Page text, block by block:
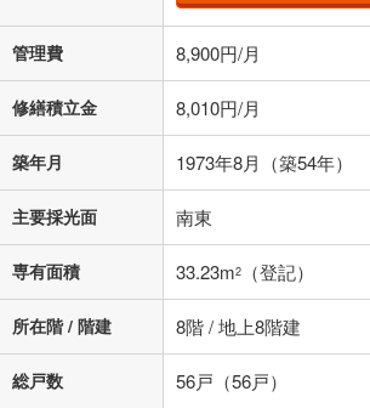
管理費 8,900円/月
修繕積立金 8,010円/月
築年月 1973年8月（築54年）
主要採光面 南東
専有面積 33.23m2 （登記）
所在階 / 階建 8階 / 地上8階建
総戸数 56戸（56戸）